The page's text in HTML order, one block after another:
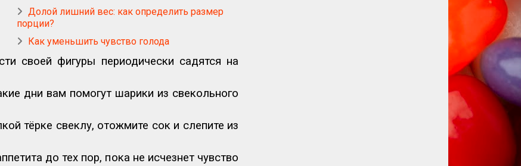
Долой лишний вес: как определить размер
порции?
Как уменьшить чувство голода
своей фигуры периодически садятся на
дни вам помогут шарики из свекольного
тёрке свеклу, отожмите сок и слепите из
до тех пор, пока не исчезнет чувство